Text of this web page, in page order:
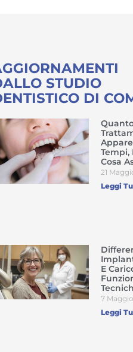
STUDIO
DI
Tempi,
Cosa
21
Leggi
E
7
Leggi